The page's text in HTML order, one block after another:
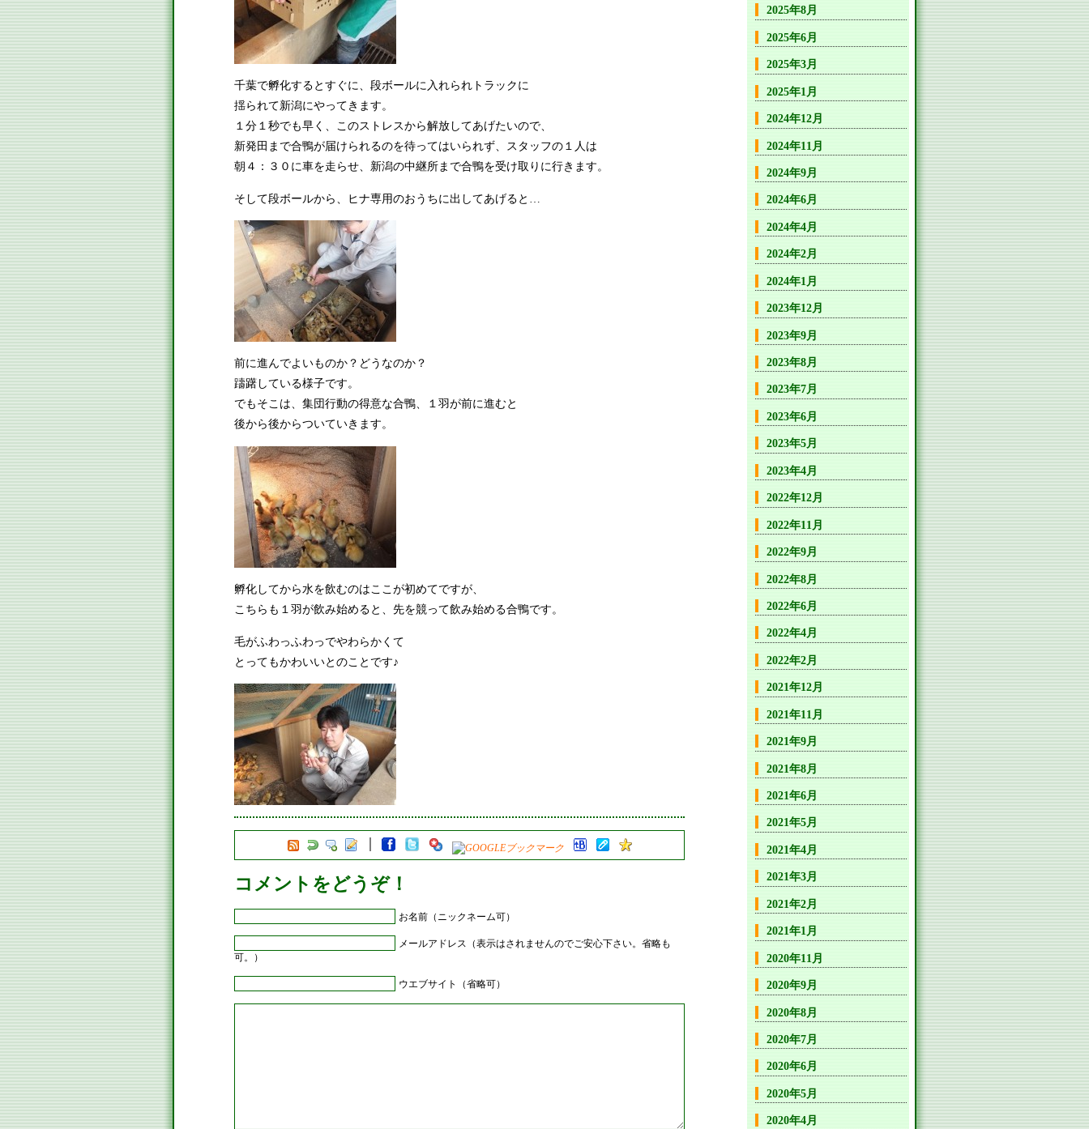
千葉で孵化するとすぐに、段ボールに入れられトラックに
揺られて新潟にやってきます。
１分１秒でも早く、このストレスから解放してあげたいので、
新発田まで合鴨が届けられるのを待ってはいられず、スタッフの１人は
朝４：３０に車を走らせ、新潟の中継所まで合鴨を受け取りに行きます。
そして段ボールから、ヒナ専用のおうちに出してあげると…
前に進んでよいものか？どうなのか？
躊躇している様子です。
でもそこは、集団行動の得意な合鴨、１羽が前に進むと
後から後からついていきます。
孵化してから水を飲むのはここが初めてですが、
こちらも１羽が飲み始めると、先を競って飲み始める合鴨です。
毛がふわっふわっでやわらかくて
とってもかわいいとのことです♪
コメントをどうぞ！
お名前（ニックネーム可）
メールアドレス（表示はされませんのでご安心下さい。省略も
可。）
ウエブサイト（省略可）
2025年8月
2025年6月
2025年3月
2025年1月
2024年12月
2024年11月
2024年9月
2024年6月
2024年4月
2024年2月
2024年1月
2023年12月
2023年9月
2023年8月
2023年7月
2023年6月
2023年5月
2023年4月
2022年12月
2022年11月
2022年9月
2022年8月
2022年6月
2022年4月
2022年2月
2021年12月
2021年11月
2021年9月
2021年8月
2021年6月
2021年5月
2021年4月
2021年3月
2021年2月
2021年1月
2020年11月
2020年9月
2020年8月
2020年7月
2020年6月
2020年5月
2020年4月